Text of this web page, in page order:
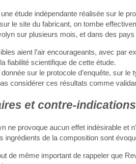
étude indépendante réalisée sur le
le site du fabricant, on tombe
sur plusieurs mois, et dans des pays
aient l’air encourageants, avec par
fiabilité scientifique de cette étude.
sur le protocole d’enquête, sur
considérer ces résultats comme
et contre-indications
ne provoque aucun effet indésirable et
ingrédients de la composition sont
de même important de rappeler que